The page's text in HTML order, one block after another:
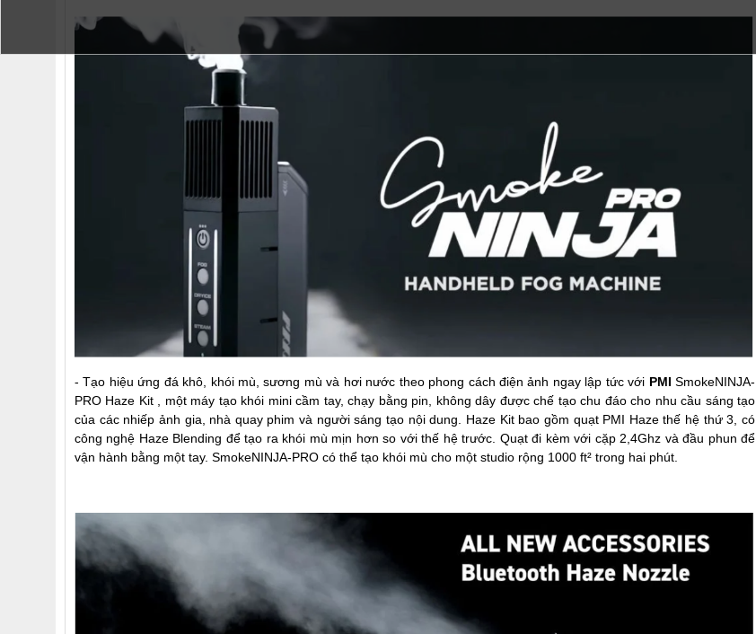
- Tạo hiệu ứng đá khô, khói mù, sương mù và hơi nước theo phong cách điện ảnh ngay lập tức với PMI SmokeNINJA-
PRO Haze Kit
, một máy tạo khói mini cầm tay, chạy bằng pin, không dây được chế tạo chu đáo cho nhu cầu sáng tạo
của các nhiếp ảnh gia, nhà quay phim và người sáng tạo nội dung. Haze Kit bao gồm quạt PMI Haze thế hệ thứ 3, có
công nghệ Haze Blending để tạo ra khói mù mịn hơn so với thế hệ trước. Quạt đi kèm với cặp 2,4Ghz và đầu phun để
vận hành bằng một tay. SmokeNINJA-PRO có thể tạo khói mù cho một studio rộng 1000 ft² trong hai phút.